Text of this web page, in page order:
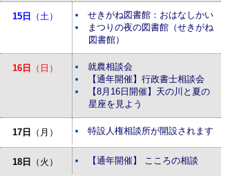
15日 （土）
せきがね図書館：おはなしかい
まつりの夜の図書館（せきがね
図書館）
16日 （日）
就農相談会
【通年開催】行政書士相談会
【8月16日開催】天の川と夏の
星座を見よう
17日 （月） 特設人権相談所が開設されます
18日 （火） 【通年開催】 こころの相談